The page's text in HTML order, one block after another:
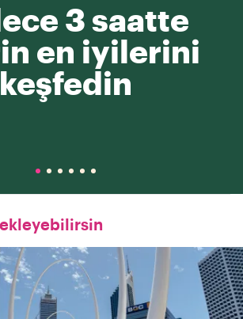
3 saatte
en iyilerini
keşfedin